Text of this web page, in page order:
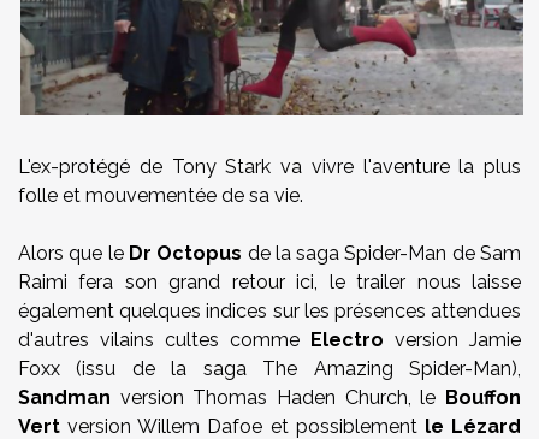
L'ex-protégé de Tony Stark va vivre l'aventure la plus
folle et mouvementée de sa vie.
Alors que le Dr Octopus de la saga Spider-Man de Sam
Raimi fera son grand retour ici, le trailer nous laisse
également quelques indices sur les présences attendues
d'autres vilains cultes comme Electro version Jamie
Foxx (issu de la saga The Amazing Spider-Man),
Sandman version Thomas Haden Church, le Bouffon
Vert version Willem Dafoe et possiblement le Lézard